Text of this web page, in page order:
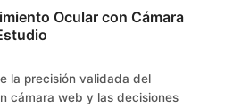
Ocular con Cámara
la precisión validada del
cámara web y las decisiones